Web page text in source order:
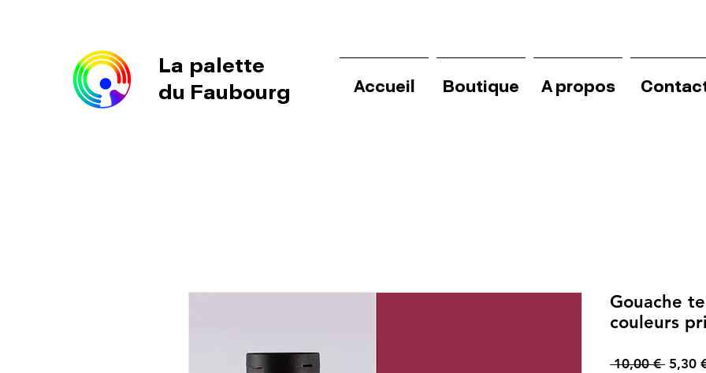
Accueil Boutique A propos
La palette
du Faubourg
Gouache
couleurs
10,00 € Precio
5,30